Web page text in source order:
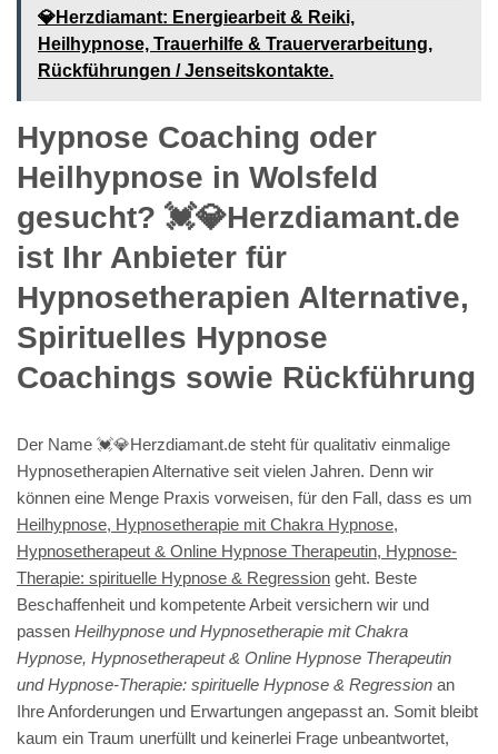
💎Herzdiamant: Energiearbeit & Reiki,
Heilhypnose, Trauerhilfe & Trauerverarbeitung,
Rückführungen / Jenseitskontakte.
Hypnose Coaching oder
Heilhypnose in Wolsfeld
gesucht? 💓️💎Herzdiamant.de
ist Ihr Anbieter für
Hypnosetherapien Alternative,
Spirituelles Hypnose
Coachings sowie Rückführung
Der Name 💓️💎Herzdiamant.de steht für qualitativ einmalige
Hypnosetherapien Alternative seit vielen Jahren. Denn wir
können eine Menge Praxis vorweisen, für den Fall, dass es um
Heilhypnose, Hypnosetherapie mit Chakra Hypnose,
Hypnosetherapeut & Online Hypnose Therapeutin, Hypnose-
Therapie: spirituelle Hypnose & Regression geht. Beste
Beschaffenheit und kompetente Arbeit versichern wir und
passen Heilhypnose und Hypnosetherapie mit Chakra
Hypnose, Hypnosetherapeut & Online Hypnose Therapeutin
und Hypnose-Therapie: spirituelle Hypnose & Regression an
Ihre Anforderungen und Erwartungen angepasst an. Somit bleibt
kaum ein Traum unerfüllt und keinerlei Frage unbeantwortet,